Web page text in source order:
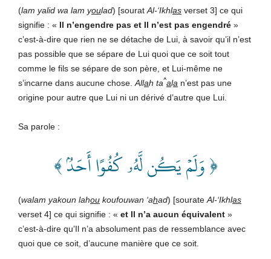
(lam yalid wa lam youlad) [sourat Al-‘Ikhlas verset 3] ce qui
signifie : « Il n’engendre pas et Il n’est pas engendré »
c’est-à-dire que rien ne se détache de Lui, à savoir qu’il n’est
pas possible que se sépare de Lui quoi que ce soit tout
comme le fils se sépare de son père, et Lui-même ne
s’incarne dans aucune chose. Allah ta^ala n’est pas une
origine pour autre que Lui ni un dérivé d’autre que Lui.
Sa parole :
﴿ وَلَمۡ يَكُن لَّهُۥ كُفُوًا أَحَدُۢ ﴾
(walam yakoun lahou koufouwan ‘ahad) [sourate Al-‘Ikhlas
verset 4] ce qui signifie : « et Il n’a aucun équivalent »
c’est-à-dire qu’Il n’a absolument pas de ressemblance avec
quoi que ce soit, d’aucune manière que ce soit.